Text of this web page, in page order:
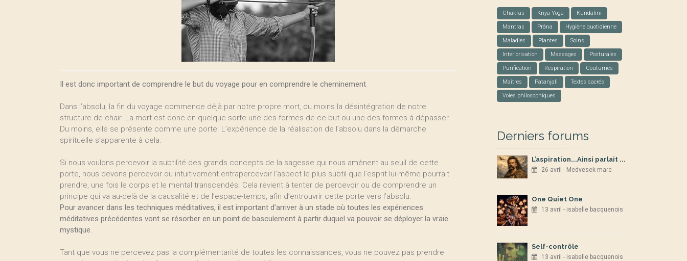
Il est donc important de comprendre le but du voyage pour en comprendre le cheminement.
Dans l’absolu, la fin du voyage commence déjà par notre propre mort, du moins la désintégration de notre
structure de chair. La mort est donc en quelque sorte une des formes de ce but ou une des formes à dépasser.
Du moins, elle se présente comme une porte. L’expérience de la réalisation de l’absolu dans la démarche
spirituelle s’apparente à cela.
Si nous voulons percevoir la subtilité des grands concepts de la sagesse qui nous amènent au seuil de cette
porte, nous devons percevoir ou intuitivement entrapercevoir l’aspect le plus subtil que l’esprit lui-même pourrait
prendre, une fois le corps et le mental transcendés. Cela revient à tenter de percevoir ou de comprendre un
principe qui va au-delà de la causalité et de l’espace-temps, afin d’entrouvrir cette porte vers l’absolu.
Pour avancer dans les techniques méditatives, il est important d’arriver à un stade où toutes les expériences
méditatives précédentes vont se résorber en un point de basculement à partir duquel va pouvoir se déployer la vraie
mystique.
Tant que vous ne percevez pas la complémentarité de toutes les connaissances, vous ne pouvez pas prendre
Chakras Kriya Yoga Kundalini
Mantras Prâna Hygiène quotidienne
Maladies Plantes Soins
Interiorisation Massages Posturales
Purification Respiration Coutumes
Maîtres Patanjali Textes sacrés
Voies philosophiques
Derniers forums
L’aspiration...Ainsi parlait ...
26 avril - Medvesek marc
One Quiet One
13 avril - isabelle bacquenois
Self-contrôle
13 avril - isabelle bacquenois